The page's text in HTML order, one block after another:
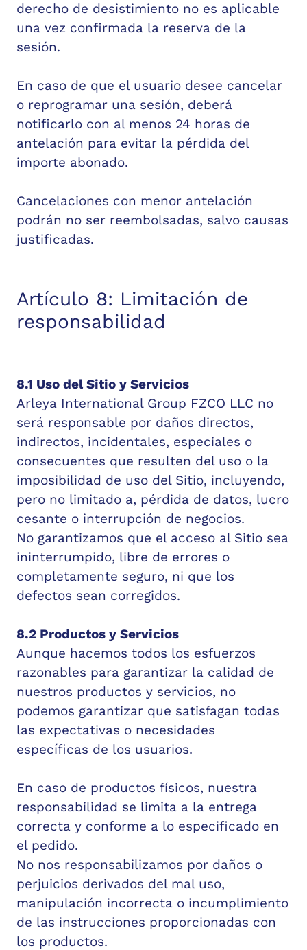
derecho de desistimiento no es aplicable
una vez confirmada la reserva de la
sesión.
En caso de que el usuario desee cancelar
o reprogramar una sesión, deberá
notificarlo con al menos 24 horas de
antelación para evitar la pérdida del
importe abonado.
Cancelaciones con menor antelación
podrán no ser reembolsadas, salvo causas
justificadas.
Artículo 8: Limitación de
responsabilidad
8.1 Uso del Sitio y Servicios
Arleya International Group FZCO LLC no
será responsable por daños directos,
indirectos, incidentales, especiales o
consecuentes que resulten del uso o la
imposibilidad de uso del Sitio, incluyendo,
pero no limitado a, pérdida de datos, lucro
cesante o interrupción de negocios.
No garantizamos que el acceso al Sitio sea
ininterrumpido, libre de errores o
completamente seguro, ni que los
defectos sean corregidos.
8.2 Productos y Servicios
Aunque hacemos todos los esfuerzos
razonables para garantizar la calidad de
nuestros productos y servicios, no
podemos garantizar que satisfagan todas
las expectativas o necesidades
específicas de los usuarios.
En caso de productos físicos, nuestra
responsabilidad se limita a la entrega
correcta y conforme a lo especificado en
el pedido.
No nos responsabilizamos por daños o
perjuicios derivados del mal uso,
manipulación incorrecta o incumplimiento
de las instrucciones proporcionadas con
los productos.